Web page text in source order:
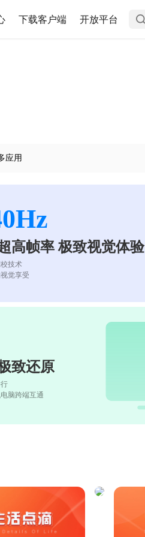
下载客户端 开放平台
应用
高帧率 极致视觉体验
技术
觉享受
致还原
脑跨端互通